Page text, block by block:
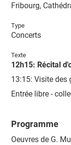
Fribourg,
Type
Concerts
Texte
12h15: Récital
13:15: Visite des
Entrée libre -
Programme
Oeuvres de G.